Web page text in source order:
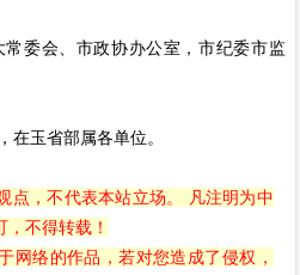
委会、市政协办公室，市纪委市监
在玉省部属各单位。
点，不代表本站立场。 凡注明为中
不得转载！
网络的作品，若对您造成了侵权，